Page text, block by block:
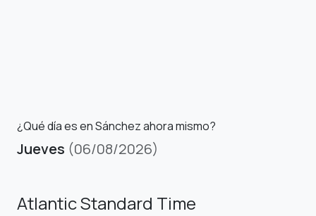
¿Qué día es en Sánchez ahora mismo?
Jueves (06/08/2026)
Atlantic Standard Time